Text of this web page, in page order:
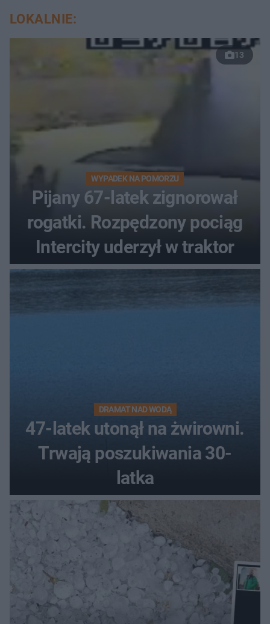
LOKALNIE:
13
WYPADEK NA POMORZU
Pijany 67-latek zignorował
rogatki. Rozpędzony pociąg
Intercity uderzył w traktor
DRAMAT NAD WODĄ
47-latek utonął na żwirowni.
Trwają poszukiwania 30-
latka